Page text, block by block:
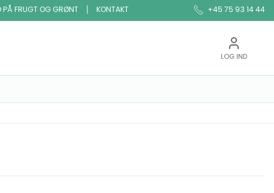
PÅ FRUGT OG GRØNT KONTAKT +45 75 93 14 44
LOG IND